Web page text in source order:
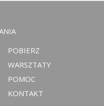
POBIERZ
WARSZTATY
POMOC
KONTAKT